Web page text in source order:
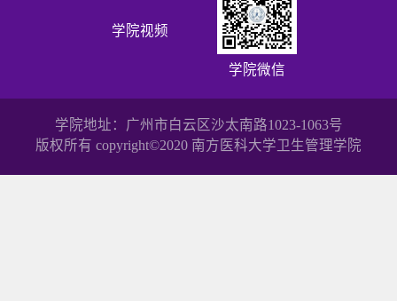
学院视频
学院微信
学院地址：广州市白云区沙太南路1023-1063号
版权所有 copyright©2020 南方医科大学卫生管理学院